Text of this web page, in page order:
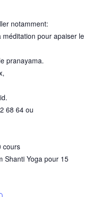
notamment:
pour apaiser le
pranayama.
68 64 ou
cours
Shanti Yoga pour 15